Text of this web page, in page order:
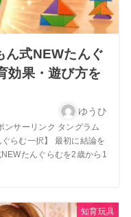
ん式NEWたんぐ
効果・遊び方を
ゆうひ
ンサーリンク タングラム
らむ一択】 最初に結論を
たんぐらむを2歳から1
知育玩具